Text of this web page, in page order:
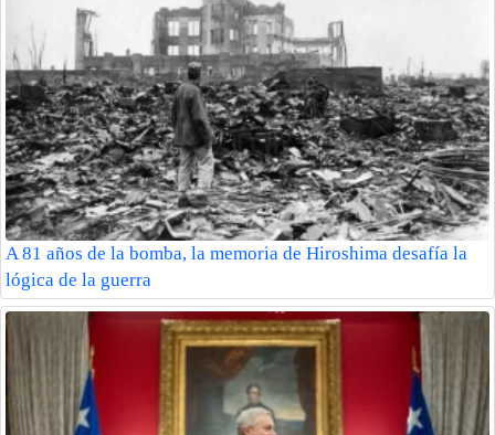
A 81 años de la bomba, la memoria de Hiroshima desafía la
lógica de la guerra